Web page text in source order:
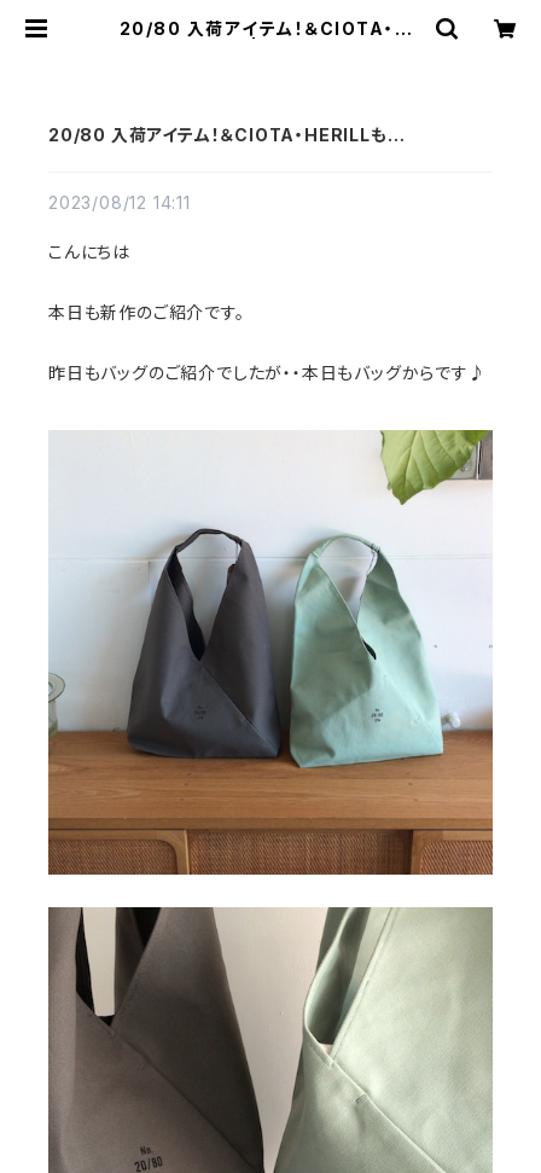
20/80 入荷アイテム！＆CIOTA・HE
20/80 入荷アイテム！＆CIOTA・HERILLも…
2023/08/12 14:11
こんにちは
本日も新作のご紹介です。
昨日もバッグのご紹介でしたが・・本日もバッグからです♪